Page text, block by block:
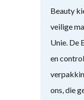
Beauty
veilige
Unie. De
en
ons, die